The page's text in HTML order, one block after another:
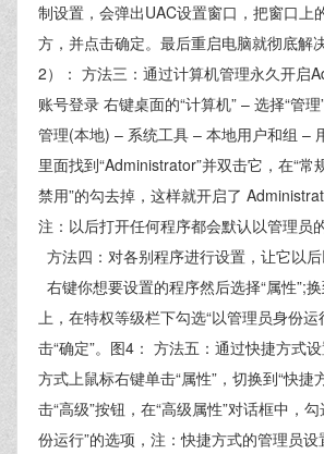
制设置，会弹出UAC设置窗口，把窗口上
方，并点击确定。最后重启电脑就彻底解
2）： 方法三：通过计算机管理永久开启
账号登录 右键桌面的“计算机” – 选择“管
管理(本地) – 系统工具 – 本地用户和组 –
里面找到“Administrator”并双击它，在“常
禁用”的勾去掉，这样就开启了
注：以后打开任何程序都会默认以管理员
方法四：对各别程序进行设置，让它以
右键你想要设置的程序然后选择“属性”;
上，在特权等级栏下勾选“以管理员身份运
击“确定”。图4： 方法五：通过快捷方式
方式上鼠标右键单击“属性”，切换到“快捷
击“高级”按钮，在“高级属性”对话框中，
份运行”的选项，注：快捷方式的管理员